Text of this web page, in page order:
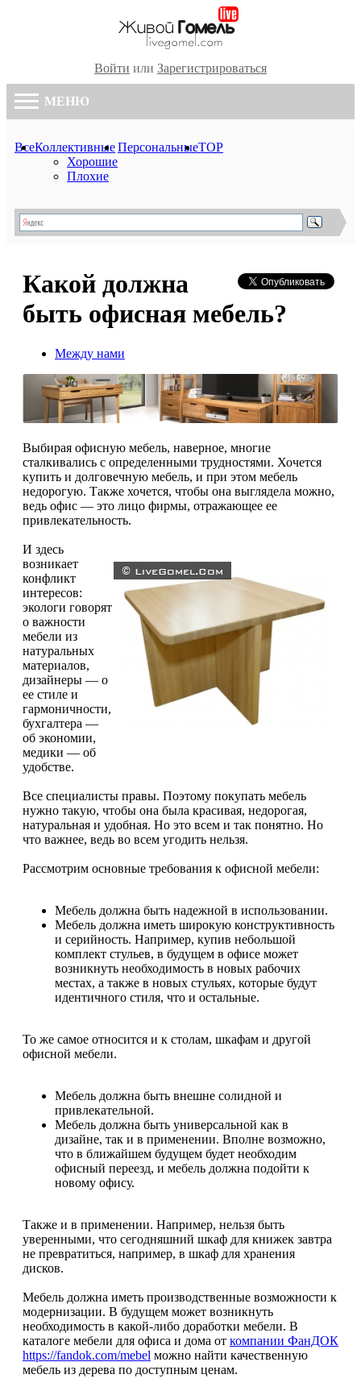
Войти или Зарегистрироваться
МЕНЮ
ВсеКоллективные
Хорошие
Плохие
ПерсональныеTOP
Какой должна
быть офисная мебель?
Между нами
Выбирая офисную мебель, наверное, многие
сталкивались с определенными трудностями. Хочется
купить и долговечную мебель, и при этом мебель
недорогую. Также хочется, чтобы она выглядела можно,
ведь офис — это лицо фирмы, отражающее ее
привлекательность.
И здесь
возникает
конфликт
интересов:
экологи говорят
о важности
мебели из
натуральных
материалов,
дизайнеры — о
ее стиле и
гармоничности,
бухгалтера —
об экономии,
медики — об
удобстве.
Все специалисты правы. Поэтому покупать мебель
нужно такую, чтобы она была красивая, недорогая,
натуральная и удобная. Но это всем и так понятно. Но
что важнее, ведь во всем угодить нельзя.
Рассмотрим основные требования к офисной мебели:
Мебель должна быть надежной в использовании.
Мебель должна иметь широкую конструктивность
и серийность. Например, купив небольшой
комплект стульев, в будущем в офисе может
возникнуть необходимость в новых рабочих
местах, а также в новых стульях, которые будут
идентичного стиля, что и остальные.
То же самое относится и к столам, шкафам и другой
офисной мебели.
Мебель должна быть внешне солидной и
привлекательной.
Мебель должна быть универсальной как в
дизайне, так и в применении. Вполне возможно,
что в ближайшем будущем будет необходим
офисный переезд, и мебель должна подойти к
новому офису.
Также и в применении. Например, нельзя быть
уверенными, что сегодняшний шкаф для книжек завтра
не превратиться, например, в шкаф для хранения
дисков.
Мебель должна иметь производственные возможности к
модернизации. В будущем может возникнуть
необходимость в какой-либо доработки мебели. В
каталоге мебели для офиса и дома от компании ФанДОК
https://fandok.com/mebel можно найти качественную
мебель из дерева по доступным ценам.